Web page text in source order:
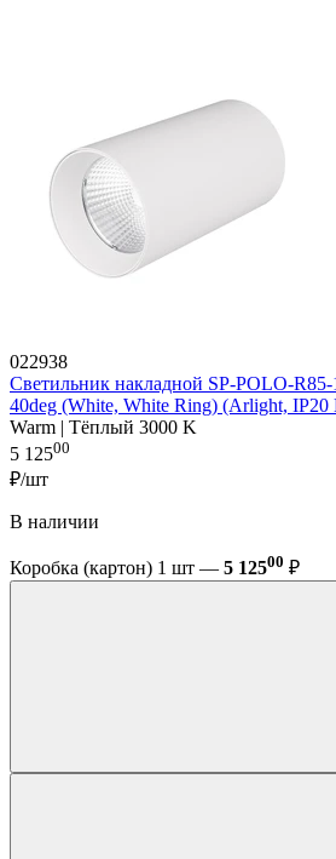
022938
Светильник накладной SP-POLO-
40deg (White, White Ring) (Arlight, IP20
Warm | Тёплый 3000 K
5 12500
₽/шт
В наличии
Коробка (картон) 1 шт — 5 12500 ₽